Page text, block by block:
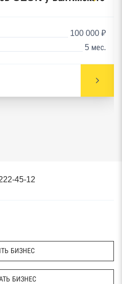
100 000 ₽
5 мес.
45-12
БИЗНЕС
БИЗНЕС